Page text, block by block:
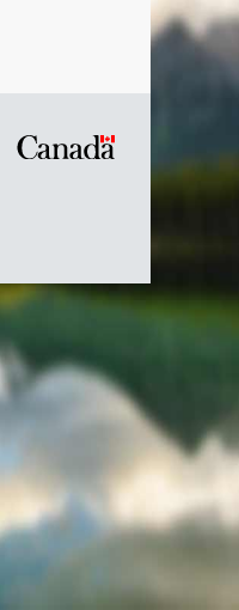
Symbole
du